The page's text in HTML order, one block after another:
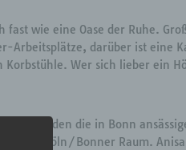
wie eine Oase der Ruhe.
Arbeitsplätze, darüber ist eine
Wer sich lieber ein
den die in Bonn
im Köln/Bonner Raum.